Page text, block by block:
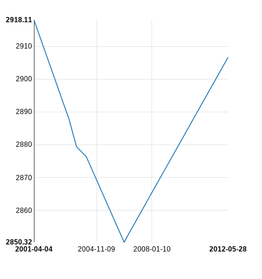
2004-11-09 2008-01-10
2001-04-04 2012-05-28
2860
2870
2880
2890
2900
2910
2850.32
2918.11